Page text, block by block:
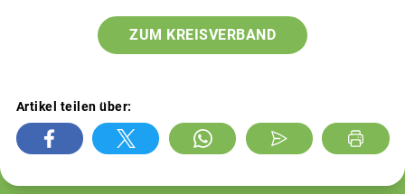
ZUM KREISVERBAND
Artikel teilen über: